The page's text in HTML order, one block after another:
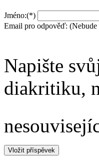
Jméno:(*)
Email pro odpověď: (Nebude
Napište
diakritiku,
Vložit příspěvek